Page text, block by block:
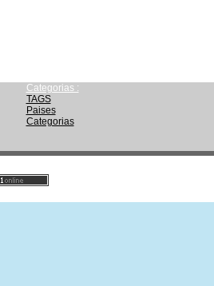
Categorias :
TAGS
Paises
Categorias